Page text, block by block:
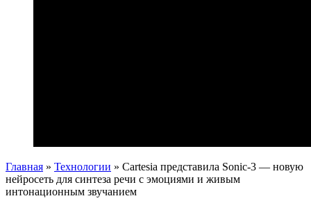
Главная » Технологии » Cartesia представила Sonic-3 — новую
нейросеть для синтеза речи с эмоциями и живым
интонационным звучанием